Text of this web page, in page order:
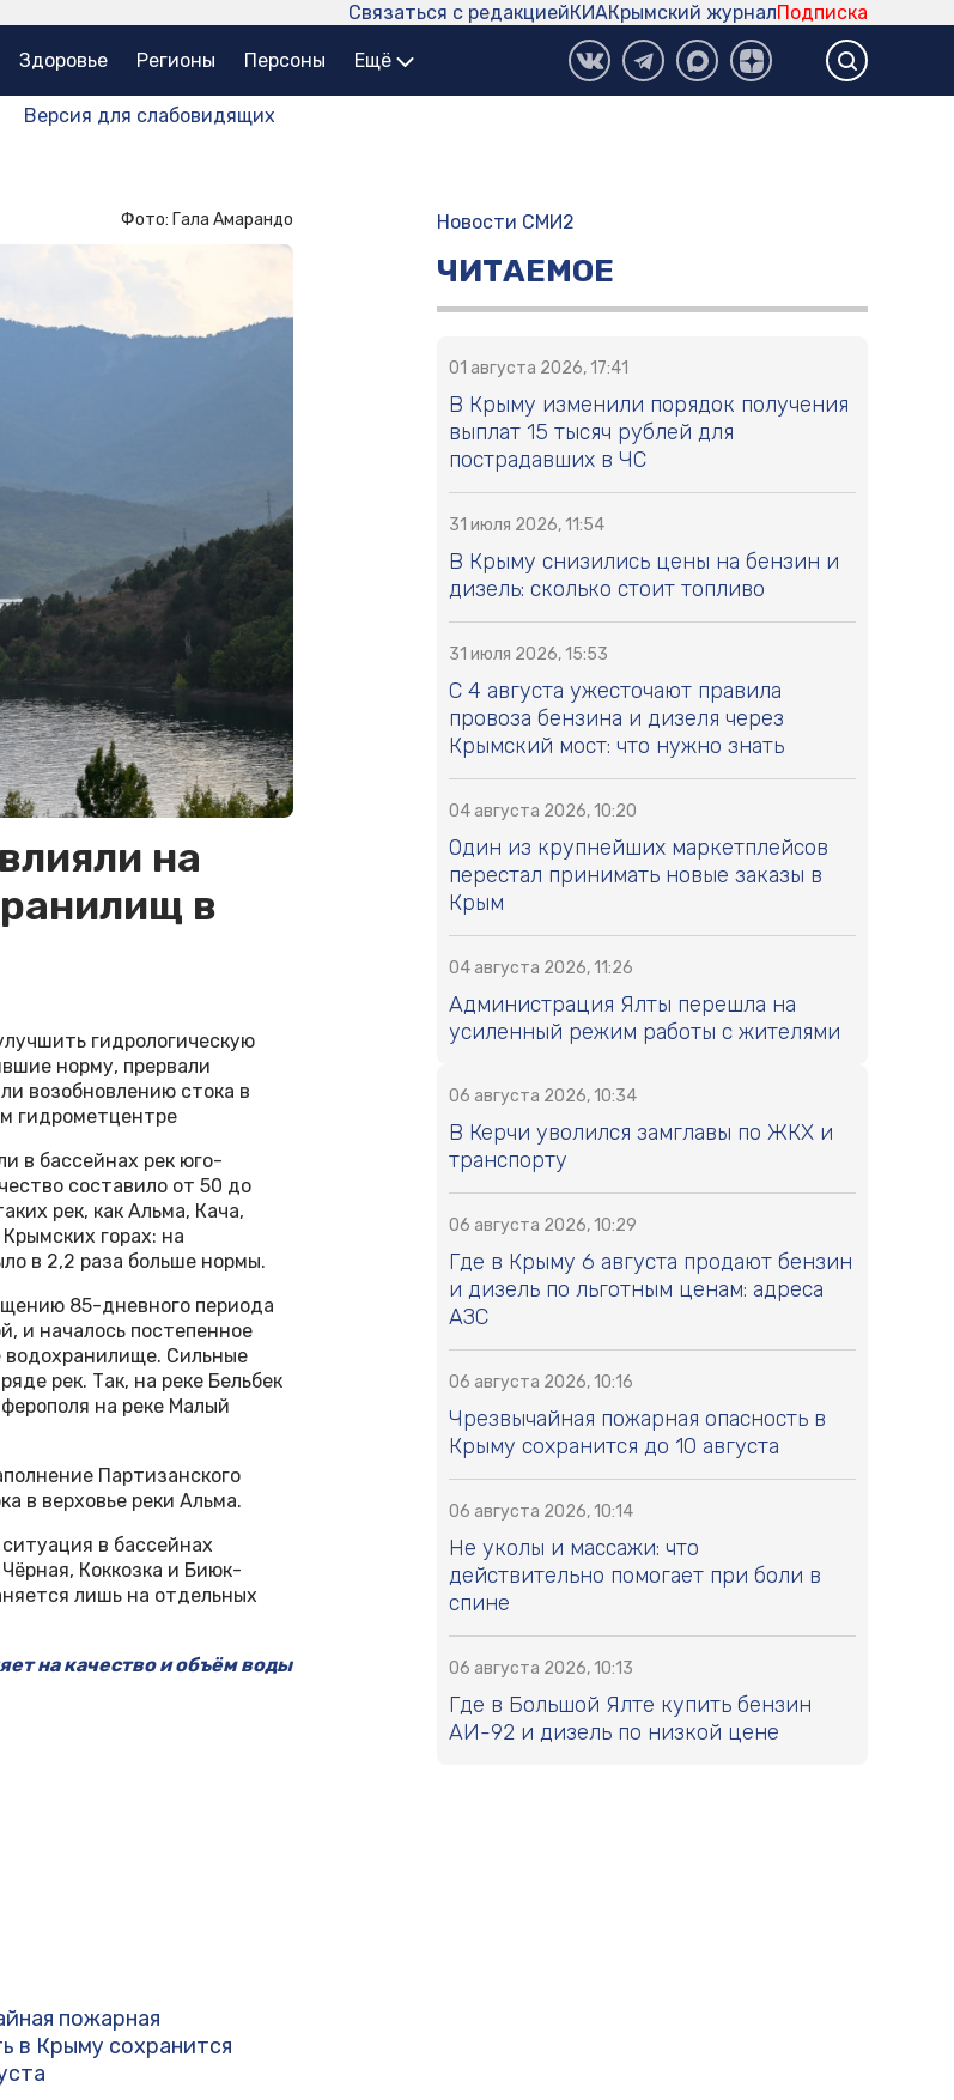
Подписка
Крымский журнал
КИА
Связаться с редакцией
Здоровье Регионы Персоны Ещё
Версия для слабовидящих
Фото: Гала Амарандо
на
в
гидрологическую
норму, прервали
возобновлению стока в
гидрометцентре
в бассейнах рек юго-
составило от 50 до
рек, как Альма, Кача,
горах: на
в 2,2 раза больше нормы.
85-дневного периода
и началось постепенное
водохранилище. Сильные
рек. Так, на реке Бельбек
на реке Малый
Партизанского
в верховье реки Альма.
в бассейнах
Коккозка и Биюк-
лишь на отдельных
на качество и объём воды
пожарная
в Крыму сохранится
Новости СМИ2
ЧИТАЕМОЕ
01 августа 2026, 17:41
В Крыму изменили порядок получения
выплат 15 тысяч рублей для
пострадавших в ЧС
31 июля 2026, 11:54
В Крыму снизились цены на бензин и
дизель: сколько стоит топливо
31 июля 2026, 15:53
С 4 августа ужесточают правила
провоза бензина и дизеля через
Крымский мост: что нужно знать
04 августа 2026, 10:20
Один из крупнейших маркетплейсов
перестал принимать новые заказы в
Крым
04 августа 2026, 11:26
Администрация Ялты перешла на
усиленный режим работы с жителями
06 августа 2026, 10:34
В Керчи уволился замглавы по ЖКХ и
транспорту
06 августа 2026, 10:29
Где в Крыму 6 августа продают бензин
и дизель по льготным ценам: адреса
АЗС
06 августа 2026, 10:16
Чрезвычайная пожарная опасность в
Крыму сохранится до 10 августа
06 августа 2026, 10:14
Не уколы и массажи: что
действительно помогает при боли в
спине
06 августа 2026, 10:13
Где в Большой Ялте купить бензин
АИ-92 и дизель по низкой цене